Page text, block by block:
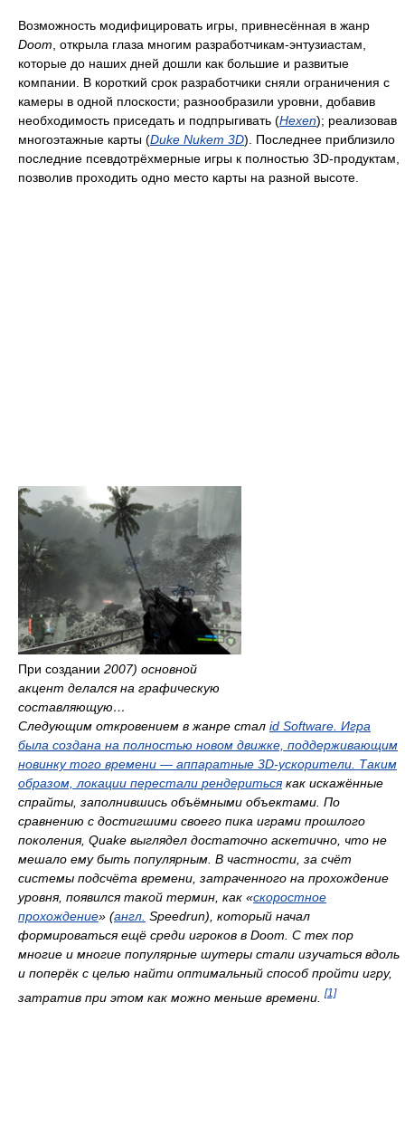
Возможность модифицировать игры, привнесённая в жанр
Doom, открыла глаза многим разработчикам-энтузиастам,
которые до наших дней дошли как большие и развитые
компании. В короткий срок разработчики сняли ограничения с
камеры в одной плоскости; разнообразили уровни, добавив
необходимость приседать и подпрыгивать (Hexen); реализовав
многоэтажные карты (Duke Nukem 3D). Последнее приблизило
последние псевдотрёхмерные игры к полностью 3D-продуктам,
позволив проходить одно место карты на разной высоте.
При создании 2007) основной
акцент делался на графическую
составляющую…
Следующим откровением в жанре стал id Software . Игра
была создана на полностью новом движке, поддерживающим
новинку того времени — аппаратные 3D-ускорители. Таким
образом, локации перестали рендеритьсякак искажённые
спрайты, заполнившись объёмными объектами. По
сравнению с достигшими своего пика играми прошлого
поколения, Quake выглядел достаточно аскетично, что не
мешало ему быть популярным. В частности, за счёт
системы подсчёта времени, затраченного на прохождение
уровня, появился такой термин, как «скоростное
прохождение» (англ. Speedrun), который начал
формироваться ещё среди игроков в Doom . С тех пор
многие и многие популярные шутеры стали изучаться вдоль
и поперёк с целью найти оптимальный способ пройти игру,
затратив при этом как можно меньше времени.[1]